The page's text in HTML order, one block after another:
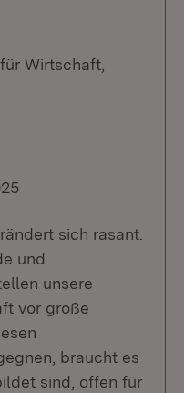
Wirtschaft,
sich rasant.
und
unsere
vor große
braucht es
sind, offen für